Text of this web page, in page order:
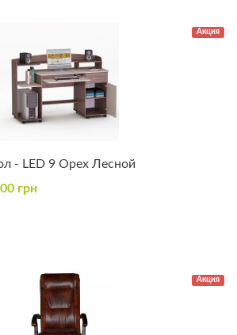
Акция
- LED 9 Орех Лесной
грн
Акция